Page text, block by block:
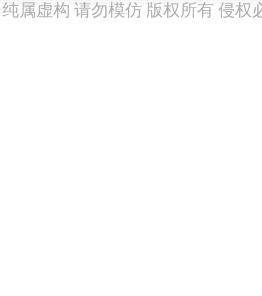
纯属虚构 请勿模仿 版权所有 侵权